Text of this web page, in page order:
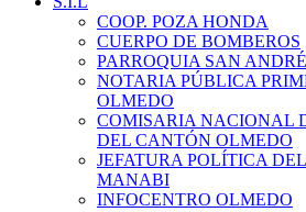
COOP. POZA HONDA
CUERPO DE BOMBEROS
PARROQUIA SAN
NOTARIA PÚBLICA
OLMEDO
COMISARIA NACIONAL
DEL CANTÓN OLMEDO
JEFATURA POLÍTICA
MANABI
INFOCENTRO OLMEDO